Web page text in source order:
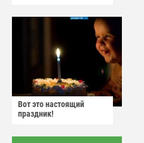
Вот это настоящий
праздник!